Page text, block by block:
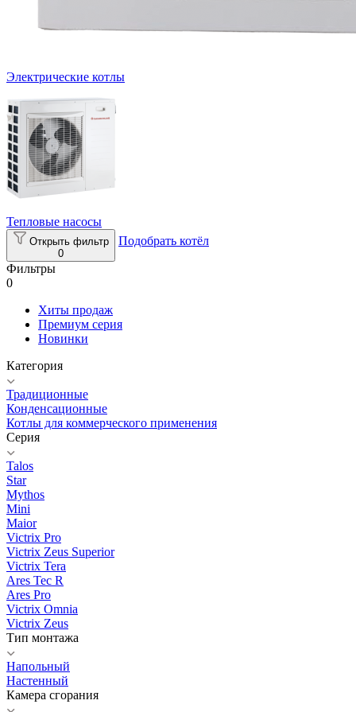
Электрические котлы
Тепловые насосы
Открыть фильтр
0
Подобрать котёл
Фильтры
0
Хиты продаж
Премиум серия
Новинки
Категория
Традиционные
Конденсационные
Котлы для коммерческого применения
Серия
Talos
Star
Mythos
Mini
Maior
Victrix Pro
Victrix Zeus Superior
Victrix Tera
Ares Tec R
Ares Pro
Victrix Omnia
Victrix Zeus
Тип монтажа
Напольный
Настенный
Камера сгорания